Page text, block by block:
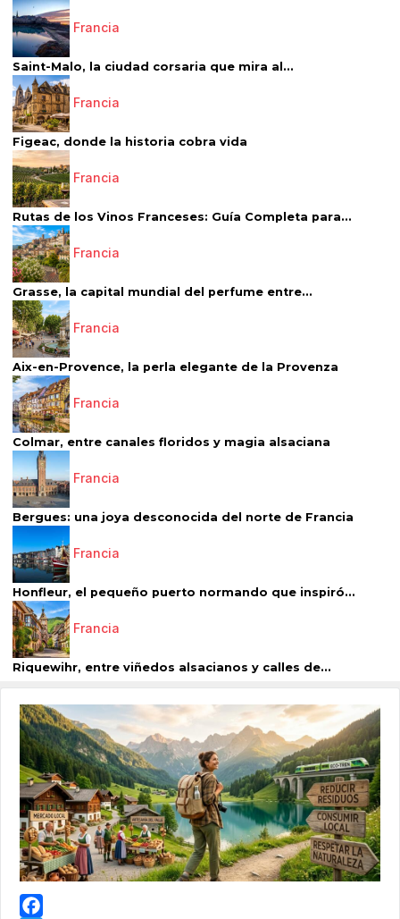
Francia
Saint-Malo, la ciudad corsaria que mira al...
Francia
Figeac, donde la historia cobra vida
Francia
Rutas de los Vinos Franceses: Guía Completa para...
Francia
Grasse, la capital mundial del perfume entre...
Francia
Aix-en-Provence, la perla elegante de la Provenza
Francia
Colmar, entre canales floridos y magia alsaciana
Francia
Bergues: una joya desconocida del norte de Francia
Francia
Honfleur, el pequeño puerto normando que inspiró...
Francia
Riquewihr, entre viñedos alsacianos y calles de...